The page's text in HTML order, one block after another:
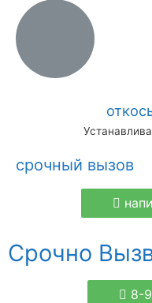
срочный вызов
Срочно
8-